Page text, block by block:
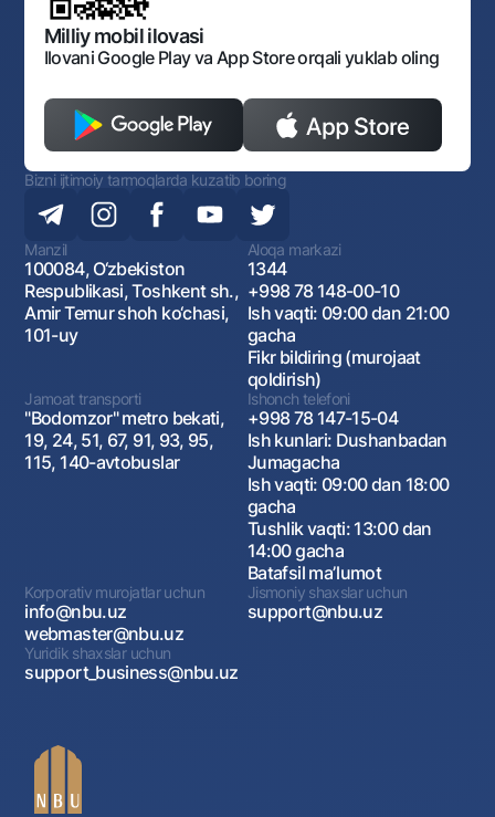
Ochiq ma'lumotlar
Monopoliyaga qarshi komplaens
Milliy mobil ilovasi
Ilovani Google Play va App Store orqali yuklab oling
Bizni ijtimoiy tarmoqlarda kuzatib boring
Manzil
100084, O‘zbekiston
Respublikasi, Toshkent sh.,
Amir Temur shoh ko‘chasi,
101-uy
Aloqa markazi
1344
+998 78 148-00-10
Ish vaqti: 09:00 dan 21:00
gacha
Fikr bildiring (murojaat
qoldirish)
Jamoat transporti
"Bodomzor" metro bekati,
19, 24, 51, 67, 91, 93, 95,
115, 140-avtobuslar
Ishonch telefoni
+998 78 147-15-04
Ish kunlari: Dushanbadan
Jumagacha
Ish vaqti: 09:00 dan 18:00
gacha
Tushlik vaqti: 13:00 dan
14:00 gacha
Batafsil maʼlumot
Korporativ murojatlar uchun
info@nbu.uz
webmaster@nbu.uz
Jismoniy shaxslar uchun
support@nbu.uz
Yuridik shaxslar uchun
support_business@nbu.uz